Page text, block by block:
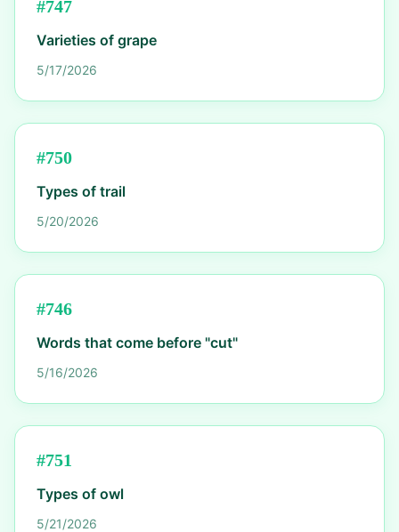
#747
Varieties of grape
5/17/2026
#750
Types of trail
5/20/2026
#746
Words that come before "cut"
5/16/2026
#751
Types of owl
5/21/2026